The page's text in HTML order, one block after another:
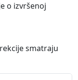
o izvršenoj
smatraju